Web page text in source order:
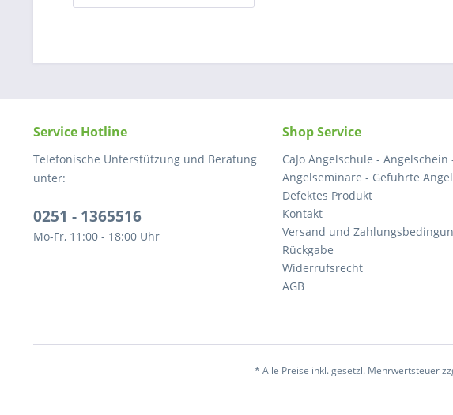
Service Hotline
Telefonische Unterstützung und Beratung
unter:
0251 - 1365516
Mo-Fr, 11:00 - 18:00 Uhr
Shop Service
CaJo Angelschule - Angelschein
Angelseminare - Geführte
Defektes Produkt
Kontakt
Versand und
Rückgabe
Widerrufsrecht
AGB
* Alle Preise inkl. gesetzl. Mehrwertsteuer